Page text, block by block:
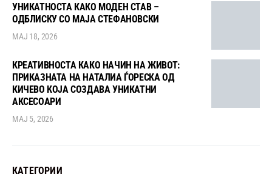
УНИКАТНОСТА КАКО МОДЕН СТАВ –
ОДБЛИСКУ СО МАЈА СТЕФАНОВСКИ
МАЈ 18, 2026
КРЕАТИВНОСТА КАКО НАЧИН НА ЖИВОТ:
ПРИКАЗНАТА НА НАТАЛИА ЃОРЕСКА ОД
КИЧЕВО КОЈА СОЗДАВА УНИКАТНИ
АКСЕСОАРИ
МАЈ 5, 2026
КАТЕГОРИИ